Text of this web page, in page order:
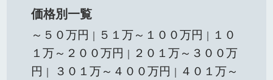
価格別一覧
～５０万円 ５１万～１００万円
１０
１万～２００万円
２０１万～３００万
円
３０１万～４００万円
４０１万～